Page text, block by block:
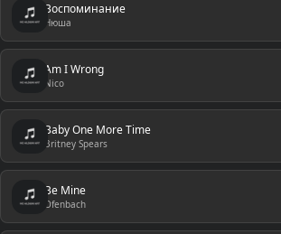
Воспоминание
Нюша
Am I Wrong
Nico
Baby One More Time
Britney Spears
Be Mine
Ofenbach